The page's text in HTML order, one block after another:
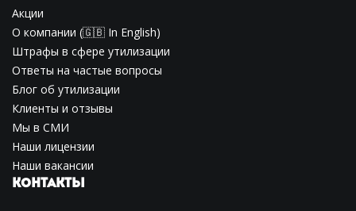
Акции
О компании (🇬🇧 In English)
Штрафы в сфере утилизации
Ответы на частые вопросы
Блог об утилизации
Клиенты и отзывы
Мы в СМИ
Наши лицензии
Наши вакансии
КОНТАКТЫ